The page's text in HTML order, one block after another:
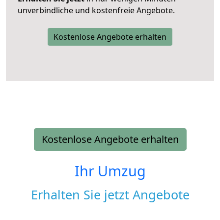
unverbindliche und kostenfreie Angebote.
Kostenlose Angebote erhalten
Kostenlose Angebote erhalten
Ihr Umzug
Erhalten Sie jetzt Angebote